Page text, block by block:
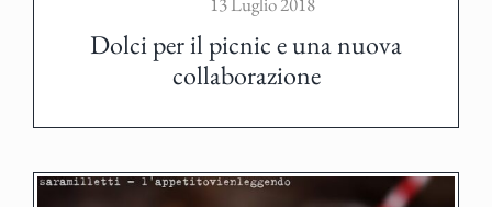
Dolci per il picnic e una nuova
collaborazione